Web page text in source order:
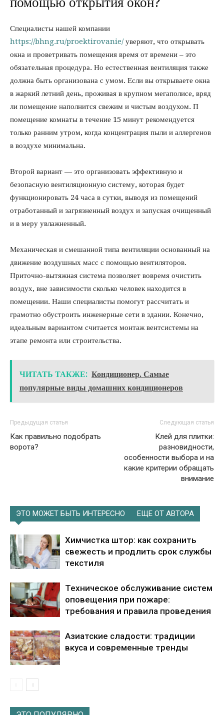
Специалисты нашей компании
https://bhng.ru/proektirovanie/уверяют, что открывать
окна и проветривать помещения время от времени – это
обязательная процедура. Но естественная вентиляция также
должна быть организована с умом. Если вы открываете окна
в жаркий летний день, проживая в крупном мегаполисе, вряд
ли помещение наполнится свежим и чистым воздухом. П
помещение комнаты в течение 15 минут рекомендуется
только ранним утром, когда концентрация пыли и аллергенов
в воздухе минимальна.
Второй вариант — это организовать эффективную и
безопасную вентиляционную систему, которая будет
функционировать 24 часа в сутки, выводя из помещений
отработанный и загрязненный воздух и запуская очищенный
и в меру увлажненный.
Механическая и смешанной типа вентиляции основанный на
движение воздушных масс с помощью вентиляторов.
Приточно-вытяжная система позволяет вовремя очистить
воздух, вне зависимости сколько человек находится в
помещении. Наши специалисты помогут рассчитать и
грамотно обустроить инженерные сети в здании. Конечно,
идеальным вариантом считается монтаж вентсистемы на
этапе ремонта или строительства.
ЧИТАТЬ ТАКЖЕ: Кондиционер. Самые
популярные виды домашних кондиционеров
Предыдущая статья
Как правильно подобрать
ворота?
Следующая статья
Клей для плитки:
разновидности,
особенности выбора и на
какие критерии обращать
внимание
ЭТО МОЖЕТ БЫТЬ ИНТЕРЕСНО ЕЩЕ ОТ АВТОРА
Химчистка штор: как сохранить
свежесть и продлить срок службы
текстиля
Техническое обслуживание систем
оповещения при пожаре:
требования и правила проведения
Азиатские сладости: традиции
вкуса и современные тренды